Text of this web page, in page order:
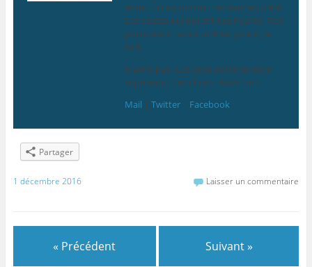
Aime : Écrire, dormir. Les averses d’été.
Les siestes qui durent des heures. Mes
potes.Avoir raison, même quand j’ai
tort.
N’aime pas : Les gens qui se sentent
supérieurs. Les choux. Avoir tort.
Mail | Twitter| Facebook
Partager
1 décembre 2016 Laisser un commentaire
« Précédent Suivant »